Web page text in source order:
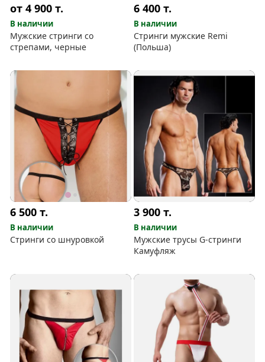
от 4 900т.
В наличии
Мужские стринги со
стрепами, черные
6 400т.
В наличии
Стринги мужские Remi
(Польша)
6 500т.
В наличии
Стринги со шнуровкой
3 900т.
В наличии
Мужские трусы G-стринги
Камуфляж